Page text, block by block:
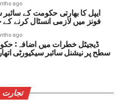
ago
ایپل کا بھارتی حکومت کے
فونز میں لازمی انسٹال کرنے
ago
ڈیجیٹل خطرات میں اضافہ:
سطح پر نیشنل سائبر سیکیورٹی
تجارت